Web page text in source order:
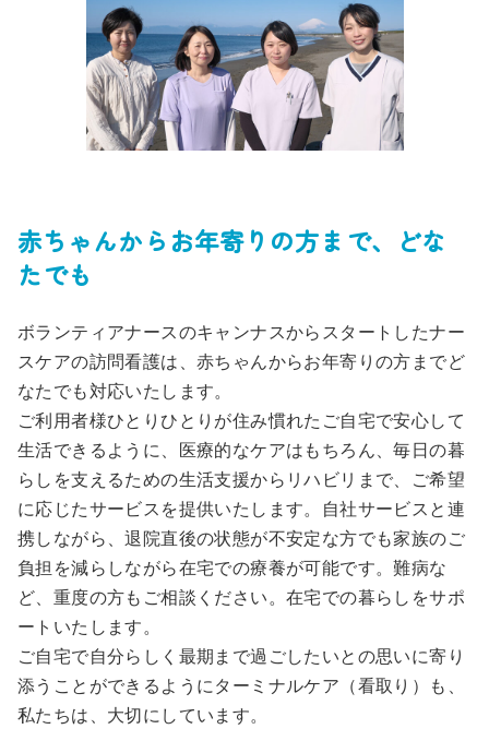
赤ちゃんからお年寄りの方まで、どな
たでも
ボランティアナースのキャンナスからスタートしたナー
スケアの訪問看護は、赤ちゃんからお年寄りの方までど
なたでも対応いたします。
ご利用者様ひとりひとりが住み慣れたご自宅で安心して
生活できるように、医療的なケアはもちろん、毎日の暮
らしを支えるための生活支援からリハビリまで、ご希望
に応じたサービスを提供いたします。自社サービスと連
携しながら、退院直後の状態が不安定な方でも家族のご
負担を減らしながら在宅での療養が可能です。難病な
ど、重度の方もご相談ください。在宅での暮らしをサポ
ートいたします。
ご自宅で自分らしく最期まで過ごしたいとの思いに寄り
添うことができるようにターミナルケア（看取り）も、
私たちは、大切にしています。